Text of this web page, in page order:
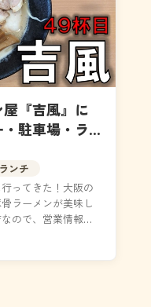
『吉風』に
駐車場・ラ
ランチ
ってきた！大阪の
ラーメンが美味し
ので、営業情報は
ょう。伊勢市駅JR